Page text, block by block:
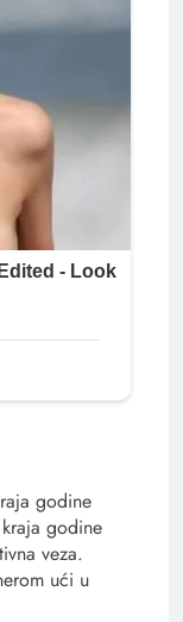
godine
godine
veza.
ući u